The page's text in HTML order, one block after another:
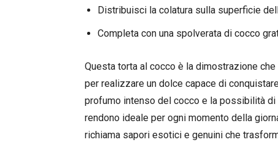
Distribuisci la colatura sulla superficie
Completa con una spolverata di cocco
Questa torta al cocco è la dimostrazione
per realizzare un dolce capace di
profumo intenso del cocco e la possibilità
rendono ideale per ogni momento della
richiama sapori esotici e genuini che